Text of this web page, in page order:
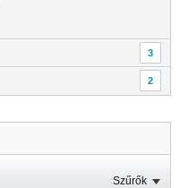
3
2
Szűrők